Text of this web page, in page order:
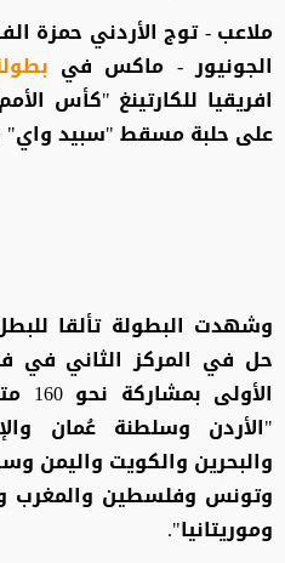
ملاعب - توج الأردني حمزة
الجونيور - ماكس في
افريقيا للكارتينغ "كأس
على حلبة مسقط "سبيد واي"
وشهدت البطولة تألقا
حل في المركز الثاني في
"الأردن وسلطنة عُمان
والبحرين والكويت واليمن
وتونس وفلسطين والمغرب
وموريتانيا".